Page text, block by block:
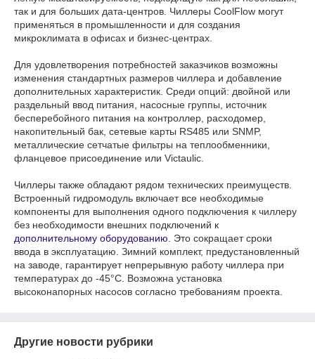
так и для больших дата-центров. Чиллеры CoolFlow могут
применяться в промышленности и для создания
микроклимата в офисах и бизнес-центрах.
Для удовлетворения потребностей заказчиков возможны
изменения стандартных размеров чиллера и добавление
дополнительных характеристик. Среди опций: двойной или
раздельный ввод питания, насосные группы, источник
бесперебойного питания на контроллер, расходомер,
накопительный бак, сетевые карты RS485 или SNMP,
металлические сетчатые фильтры на теплообменники,
фланцевое присоединение или Victaulic.
Чиллеры также обладают рядом технических преимуществ.
Встроенный гидромодуль включает все необходимые
компоненты для выполнения одного подключения к чиллеру
без необходимости внешних подключений к
дополнительному оборудованию . Это сокращает сроки
ввода в эксплуатацию. Зимний комплект, предустановленный
на заводе, гарантирует непрерывную работу чиллера при
температурах до -45°C. Возможна установка
высоконапорных насосов согласно требованиям проекта.
Другие новости рубрики